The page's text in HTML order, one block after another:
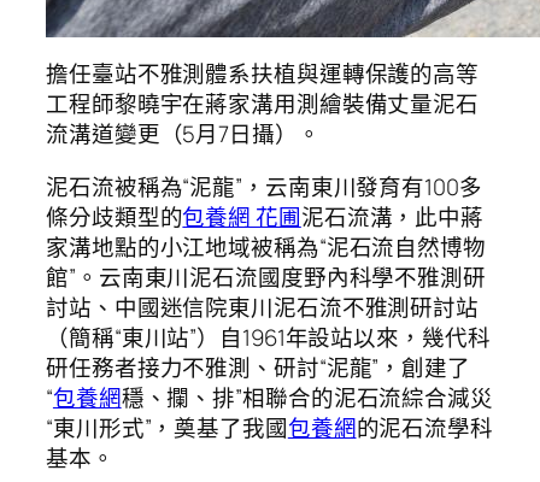
擔任臺站不雅測體系扶植與運轉保護的高等
工程師黎曉宇在蔣家溝用測繪裝備丈量泥石
流溝道變更（5月7日攝）。
泥石流被稱為“泥龍”，云南東川發育有100多
條分歧類型的包養網 花圃泥石流溝，此中蔣
家溝地點的小江地域被稱為“泥石流自然博物
館”。云南東川泥石流國度野內科學不雅測研
討站、中國迷信院東川泥石流不雅測研討站
（簡稱“東川站”）自1961年設站以來，幾代科
研任務者接力不雅測、研討“泥龍”，創建了
“包養網穩、攔、排”相聯合的泥石流綜合減災
“東川形式”，奠基了我國包養網的泥石流學科
基本。